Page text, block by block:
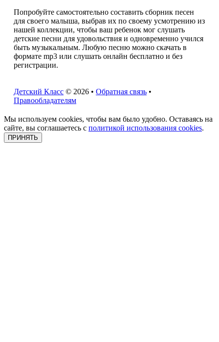
Попробуйте самостоятельно составить сборник песен
для своего малыша, выбрав их по своему усмотрению из
нашей коллекции, чтобы ваш ребенок мог слушать
детские песни для удовольствия и одновременно учился
быть музыкальным. Любую песню можно скачать в
формате mp3 или слушать онлайн бесплатно и без
регистрации.
Детский Класс © 2026 • Обратная связь •
Правообладателям
Мы используем cookies, чтобы вам было удобно. Оставаясь на
сайте, вы соглашаетесь с политикой использования cookies.
ПРИНЯТЬ